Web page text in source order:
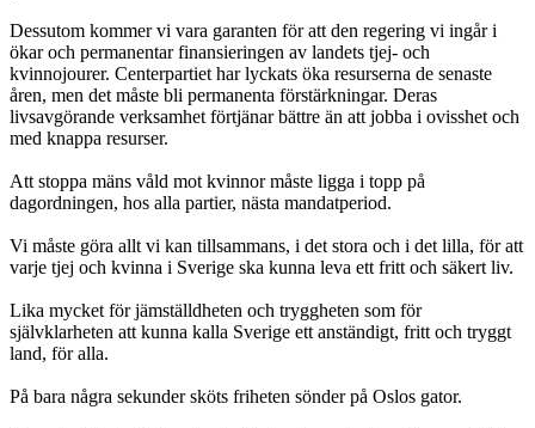
Dessutom kommer vi vara garanten för att den regering vi ingår i
ökar och permanentar finansieringen av landets tjej- och
kvinnojourer. Centerpartiet har lyckats öka resurserna de senaste
åren, men det måste bli permanenta förstärkningar. Deras
livsavgörande verksamhet förtjänar bättre än att jobba i ovisshet och
med knappa resurser.
Att stoppa mäns våld mot kvinnor måste ligga i topp på
dagordningen, hos alla partier, nästa mandatperiod.
Vi måste göra allt vi kan tillsammans, i det stora och i det lilla, för att
varje tjej och kvinna i Sverige ska kunna leva ett fritt och säkert liv.
Lika mycket för jämställdheten och tryggheten som för
självklarheten att kunna kalla Sverige ett anständigt, fritt och tryggt
land, för alla.
På bara några sekunder sköts friheten sönder på Oslos gator.